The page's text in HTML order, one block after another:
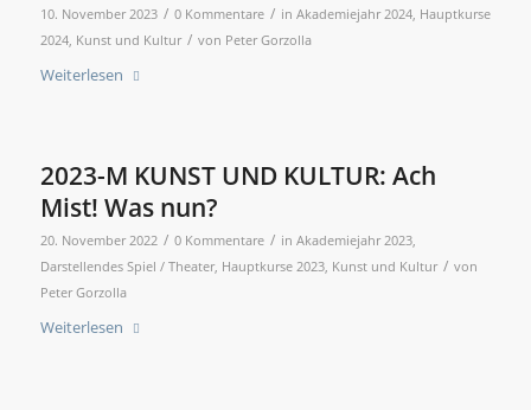
10. November 2023 / 0 Kommentare / in Akademiejahr 2024, Hauptkurse
2024, Kunst und Kultur / von Peter Gorzolla
Weiterlesen
2023-M KUNST UND KULTUR: Ach
Mist! Was nun?
20. November 2022 / 0 Kommentare / in Akademiejahr 2023,
Darstellendes Spiel / Theater, Hauptkurse 2023, Kunst und Kultur / von
Peter Gorzolla
Weiterlesen